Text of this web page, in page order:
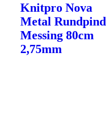
Knitpro Nova
Metal Rundpind
Messing 80cm
2,75mm